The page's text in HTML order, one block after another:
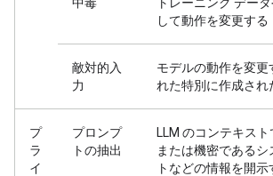
して動作を変更する
敵対的入
力
モデルの動作を変更
れた特別に作成され
プ
ラ
イ
プロンプ
トの抽出
LLM のコンテキス
または機密である
トなどの情報を開示